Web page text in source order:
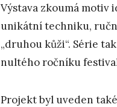
Výstava zkoumá
unikátní techniku,
„druhou kůži“. Série
nultého ročníku
Projekt byl uveden